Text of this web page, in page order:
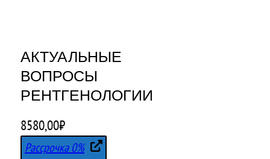
АКТУАЛЬНЫЕ
ВОПРОСЫ
РЕНТГЕНОЛОГИИ
8580,00₽
Рассрочка 0%